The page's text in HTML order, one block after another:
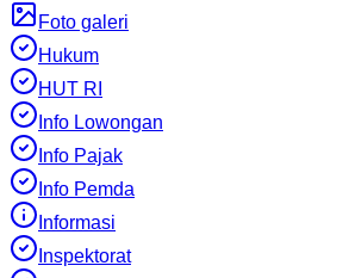
Foto galeri
Hukum
HUT RI
Info Lowongan
Info Pajak
Info Pemda
Informasi
Inspektorat